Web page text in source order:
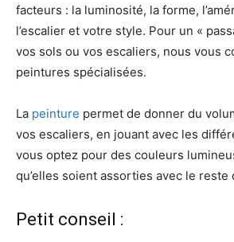
facteurs : la luminosité, la forme,
l’escalier et votre style. Pour un «
vos sols ou vos escaliers, nous vous
peintures spécialisées.
La peinture permet de donner du
vos escaliers, en jouant avec les
vous optez pour des couleurs
qu’elles soient assorties avec le
Petit conseil :